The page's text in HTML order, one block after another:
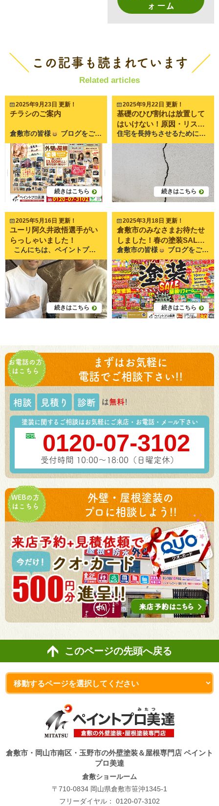
ォーム
この記事も読まれています
Related articles
2025年9月23日 更新！
チラシのご案内
倉敷市の皆様 ブログをご覧いただき誠にありがとうございます
続きはこちら
2025年9月22日 更新！
基礎のひび割れは放置して
はいけない！原因・リス
ク・補修方法を徹底解説 住宅を長持ちさせるために欠かせないのが「基礎」の健全性です。 その基礎に小さなひび割れを見つけたとき、「これくらいなら大丈夫かな」とつい放置してしまう方も少なくありません。 しかし、基礎のひび割れを軽視すると、建物全体に悪影響を及ぼす可能性があります。 今回は、基礎にひび割れが起こる原因、放置するリスク、そして予防策や補修の方法について詳しく解説していきます。 倉敷市にお住まいの方にぜひ知っていただきたい内容ですので、ぜひ最後までご覧ください。 ペイントプロ美達は倉敷市の屋根塗装・外壁塗装・雨漏り工事・防水専門店です
続きはこちら
2025年5月16日 更新！
ユーリ阿久井政悟選手がい
らっしゃいました！
こんにちは、ペイントプロ美達です。 2024年に行われたWBA世界フライ級タイトル戦を制し、 チャンピオンベルトを掴んだ岡山出身のプロボクサーであるユーリ阿久井政悟選手が美達のショールームにいらっしゃいました！ 実は、弊社の金丸と以前からご縁があり、日頃から交流させていただいているご縁で、今回の来社が実現しました。 鍛え抜かれた体と真剣なまなざし、そして礼儀正しい姿に、スタッフ一同感銘を受けました。 短い時間の中でも、競技への真摯な姿勢や日々の努力のお話を聞かせていただき、私たちも仕事に対する姿勢を見つめ直す良いきっかけとなりました。 美達は、そんな彼の挑戦を心から応援しています！！ 地域で頑張る人を支え、私たちも負けないよう日々努力を重ねてまいります。 これからも、倉敷の皆さまに元気と笑顔をお届けできるよう、スタッフ一同がんばってまいります！
続きはこちら
2025年3月18日 更新！
倉敷市のみなさまお待たせ
しました！春の塗装SALE
開催します！！
倉敷市の皆様 ブログをご覧いただき誠にありがとうございます
続きはこちら
お電話の方
はこちら
まずはお気軽に
電話でご相談下さい!!
相談 見積り 診断 は無料!
塗装に関するご相談はお気軽にご来店・お電話・メール下さい
0120-07-3102
受付時間 10:00～18:00（日曜定休）
WEBの方
はこちら
外壁・屋根塗装の
プロに相談しよう!!
このページの先頭へ戻る
倉敷市・岡山市南区・玉野市の外壁塗装＆屋根専門店 ペイント
プロ美達
倉敷ショールーム
〒710-0834 岡山県倉敷市笹沖1345-1
フリーダイヤル： 0120-07-3102